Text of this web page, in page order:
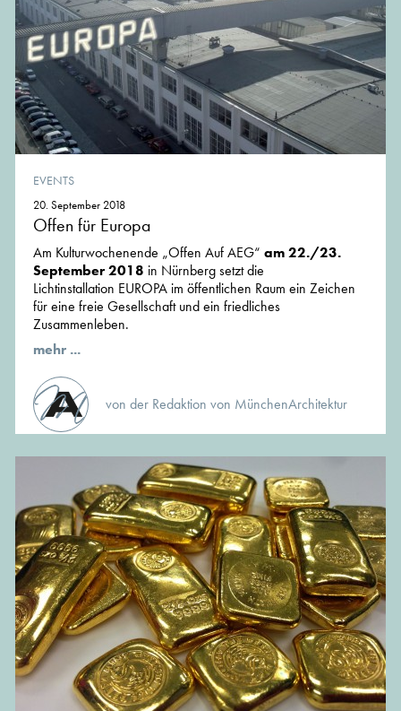
EVENTS
20. September 2018
Offen für Europa
Am Kulturwochenende „Offen Auf AEG“ am 22./23.
September 2018 in Nürnberg setzt die
Lichtinstallation EUROPA im öffentlichen Raum ein Zeichen
für eine freie Gesellschaft und ein friedliches
Zusammenleben.
mehr ...
von der Redaktion von MünchenArchitektur